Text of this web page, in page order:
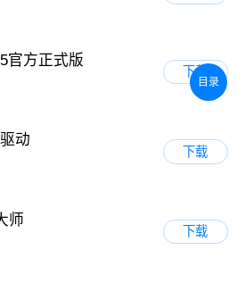
官方正式版
下载
动
下载
师
下载
目录